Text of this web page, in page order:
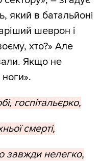
який в батальйоні
шеврон і
хто?» Але
Якщо не
госпітальєрко,
смерті,
завжди нелегко,